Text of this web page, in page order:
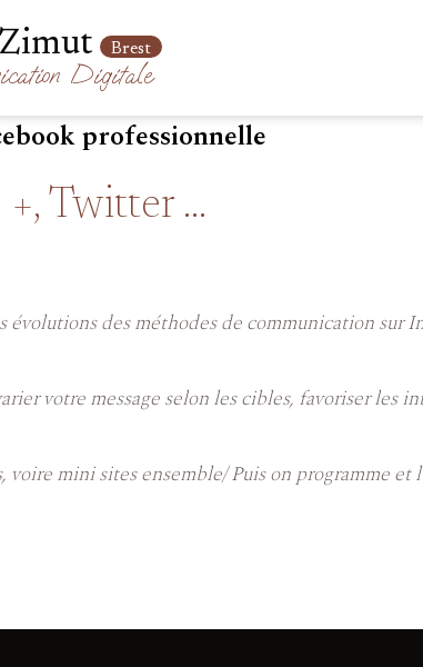
Brest
Digitale
professionnelle
Twitter ...
des méthodes de communication sur
votre message selon les cibles, favoriser les
mini sites ensemble/ Puis on programme